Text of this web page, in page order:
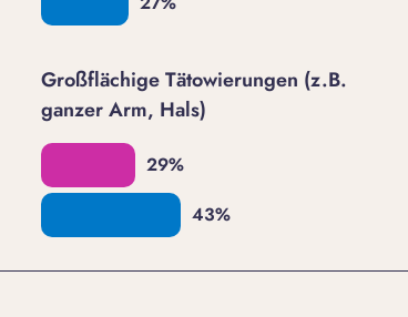
Großflächige Tätowierungen (z.B.
ganzer Arm, Hals)